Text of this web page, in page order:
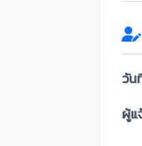
วัน
ผู้แ